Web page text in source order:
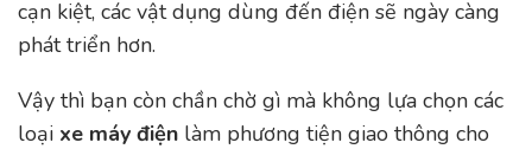
cạn kiệt, các vật dụng dùng đến điện sẽ ngày càng
phát triển hơn.
Vậy thì bạn còn chần chờ gì mà không lựa chọn các
loại xe máy điện làm phương tiện giao thông cho